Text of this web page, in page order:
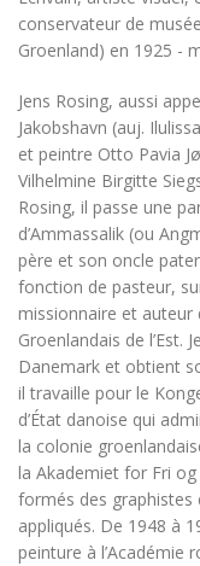
conservateur de
Groenland) en 1925 -
Jens Rosing, aussi
Jakobshavn (auj.
et peintre Otto Pavia
Vilhelmine Birgitte
Rosing, il passe une
d’Ammassalik (ou
père et son oncle
fonction de pasteur,
missionnaire et auteur
Groenlandais de l’Est.
Danemark et obtient
il travaille pour le
d’État danoise qui
la colonie
la Akademiet for Fri
formés des graphistes
appliqués. De 1948 à
peinture à l’Académie